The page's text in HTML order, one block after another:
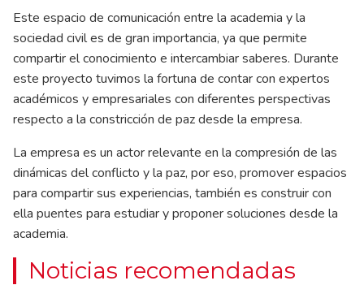
Este espacio de comunicación entre la academia y la
sociedad civil es de gran importancia, ya que permite
compartir el conocimiento e intercambiar saberes. Durante
este proyecto tuvimos la fortuna de contar con expertos
académicos y empresariales con diferentes perspectivas
respecto a la constricción de paz desde la empresa.
La empresa es un actor relevante en la compresión de las
dinámicas del conflicto y la paz, por eso, promover espacios
para compartir sus experiencias, también es construir con
ella puentes para estudiar y proponer soluciones desde la
academia.
Noticias recomendadas